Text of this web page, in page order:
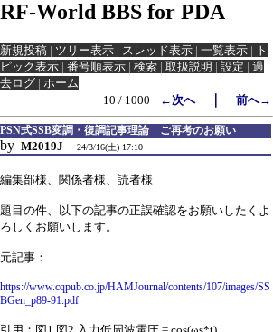
RF-World BBS for PDA
新規投稿 | ツリー表示 | スレッド表示 | 一覧表示 | ト
ピック表示 | 番号順表示 | 検索 | 取扱説明 | 設定 | 過
去ログ | ホーム
10 / 1000
←次へ｜ 前へ→
PSN式SSB変調・復調記事理論 ご再考のお願い
by M2019J 24/3/16(土) 17:10
編集部様、関係者様、読者様
題目の件、以下の記事の正誤確認をお願いしたくよ
ろしくお願いします。
元記事：
https://www.cqpub.co.jp/HAMJournal/contents/107/images/SS
BGen_p89-91.pdf